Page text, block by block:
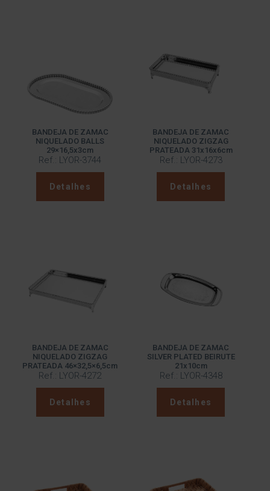
BANDEJA DE ZAMAC
NIQUELADO BALLS
29×16,5x3cm
Ref.: LYOR-3744
Detalhes
BANDEJA DE ZAMAC
NIQUELADO ZIGZAG
PRATEADA 31x16x6cm
Ref.: LYOR-4273
Detalhes
BANDEJA DE ZAMAC
NIQUELADO ZIGZAG
PRATEADA 46×32,5×6,5cm
Ref.: LYOR-4272
Detalhes
BANDEJA DE ZAMAC
SILVER PLATED BEIRUTE
21x10cm
Ref.: LYOR-4348
Detalhes